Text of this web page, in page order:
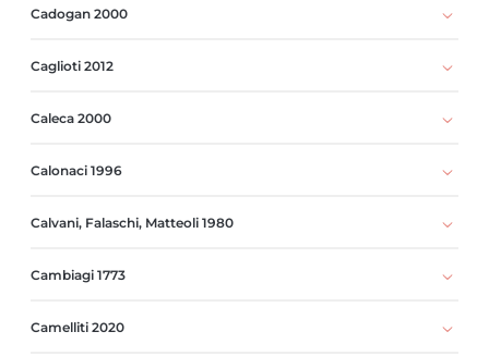
Cadogan 2000
Caglioti 2012
Caleca 2000
Calonaci 1996
Calvani, Falaschi, Matteoli 1980
Cambiagi 1773
Camelliti 2020